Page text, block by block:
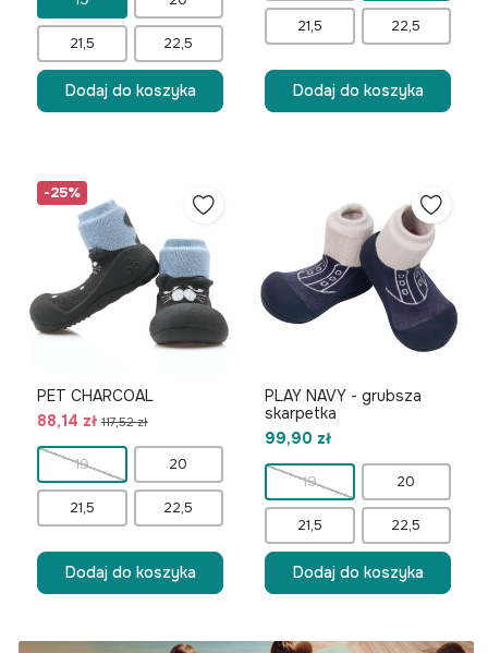
21,5 22,5
Dodaj do koszyka
21,5 22,5
Dodaj do koszyka
-25%
PET CHARCOAL
88,14 zł117,52 zł
19 20
21,5 22,5
Dodaj do koszyka
PLAY NAVY - grubsza
skarpetka
99,90 zł
19 20
21,5 22,5
Dodaj do koszyka